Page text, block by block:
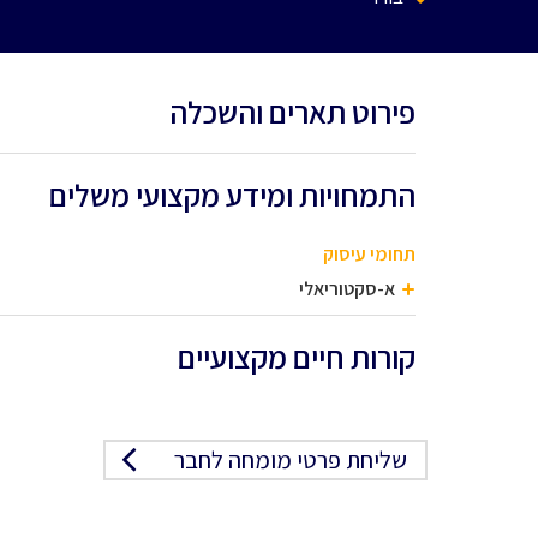
פירוט תארים והשכלה
התמחויות ומידע מקצועי משלים
תחומי עיסוק
א-סקטוריאלי
קורות חיים מקצועיים
שליחת פרטי מומחה לחבר